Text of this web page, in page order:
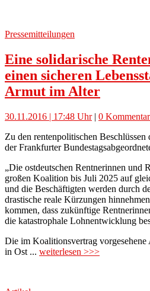
Pressemitteilungen
Eine solidarische
einen sicheren
Armut im Alter
30.11.2016 | 17:48 Uhr| 0
Zu den rentenpolitischen
der Frankfurter
„Die ostdeutschen Rentnerinnen und
großen Koalition bis Juli 2025 auf
und die Beschäftigten werden durch
drastische reale Kürzungen
kommen, dass zukünftige
die katastrophale Lohnentwicklung
Die im Koalitionsvertrag
in Ost ... weiterlesen >>>